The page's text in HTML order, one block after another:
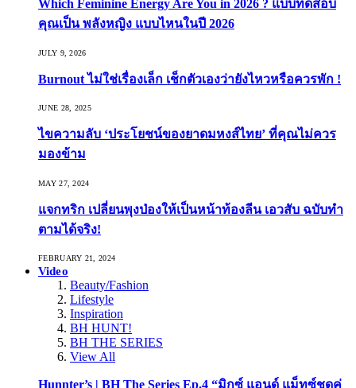
Which Feminine Energy Are You in 2026 ? แบบทดสอบ
คุณเป็น พลังหญิง แบบไหนในปี 2026
JULY 9, 2026
Burnout ไม่ใช่เรื่องเล็ก เช็กตัวเองว่ายังไหวหรือควรพัก !
JUNE 28, 2025
ไขความลับ ‘ประโยชน์ของยาดมหงส์ไทย’ ที่คุณไม่ควร
มองข้าม
MAY 27, 2024
แจกทริก เปลี่ยนพุงป่องให้เป็นหน้าท้องลีน เอวสับ ฉบับทำ
ตามได้จริง!
FEBRUARY 21, 2024
Video
Beauty/Fashion
Lifestyle
Inspiration
BH HUNT!
BH THE SERIES
View All
Hunnter’s | BH The Series Ep.4 “มิกซ์ แอนด์ แม็ทซ์ชุดคู่